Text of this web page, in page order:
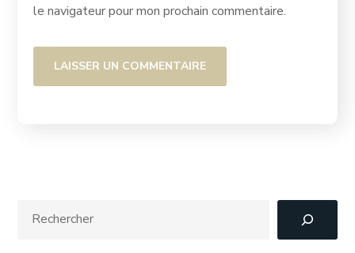
le navigateur pour mon prochain commentaire.